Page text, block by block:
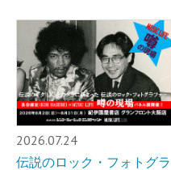
2026.07.24
伝説のロック・フォトグラ